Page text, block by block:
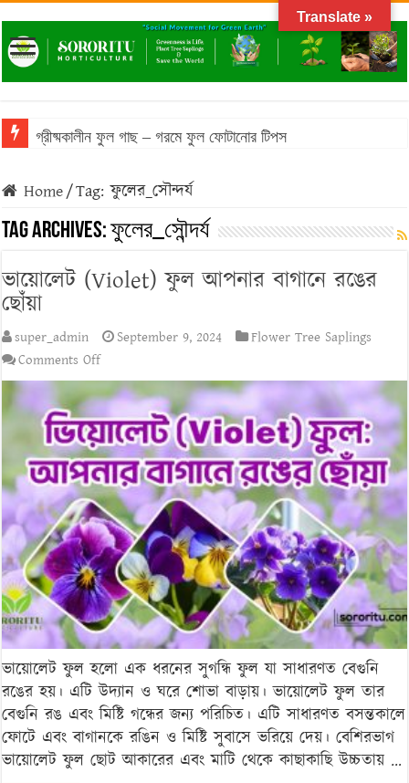
গ্রীষ্মকালীন ফুল গাছ – গরমে ফুল ফোটানোর টিপস
Home/Tag:ফুলের_সৌন্দর্য
Tag Archives:ফুলের_সৌন্দর্য
ভায়োলেট (Violet) ফুল আপনার বাগানে রঙের
ছোঁয়া
super_admin September 9, 2024
Flower Tree Saplings
Comments Offon
ভায়োলেট
(Violet)
ফুল
আপনার
বাগানে
রঙের
ছোঁয়া
ভায়োলেট ফুল হলো এক ধরনের সুগন্ধি ফুল যা সাধারণত বেগুনি
রঙের হয়। এটি উদ্যান ও ঘরে শোভা বাড়ায়। ভায়োলেট ফুল তার
বেগুনি রঙ এবং মিষ্টি গন্ধের জন্য পরিচিত। এটি সাধারণত বসন্তকালে
ফোটে এবং বাগানকে রঙিন ও মিষ্টি সুবাসে ভরিয়ে দেয়। বেশিরভাগ
ভায়োলেট ফুল ছোট আকারের এবং মাটি থেকে কাছাকাছি উচ্চতায় …
Translate »